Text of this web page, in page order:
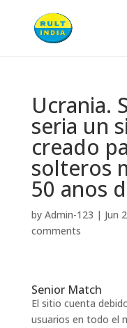
Ucrania.
seri­a un
creado
solteros
50 anos
by Admin-123 | Jun
comments
Senior Match
El sitio cuenta
usuarios en todo el